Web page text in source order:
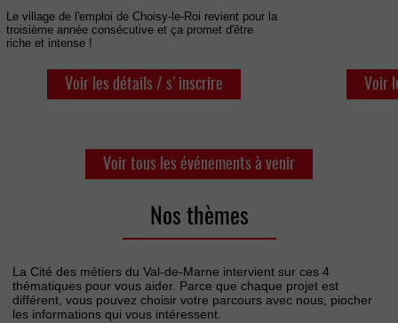
Le village de l'emploi de Choisy-le-Roi revient pour la
troisième année consécutive et ça promet d'être
riche et intense !
Voir les détails / s'inscrire Voir
Voir tous les événements à venir
Nos thèmes
La Cité des métiers du Val-de-Marne intervient sur ces 4
thématiques pour vous aider. Parce que chaque projet est
différent, vous pouvez choisir votre parcours avec nous, piocher
les informations qui vous intéressent.